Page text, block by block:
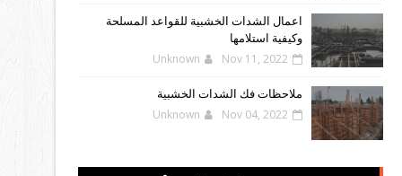
اعمال الشدات الخشبية للقواعد المسلحة
وكيفية استلامها
Unknown Nov 11, 2022
ملاحظات فك الشدات الخشبية
Unknown Nov 04, 2022